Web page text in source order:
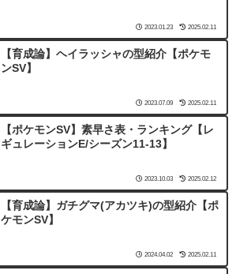
2023.01.23 2025.02.11
【育成論】ヘイラッシャの型紹介【ポケモ
ンSV】
2023.07.09 2025.02.11
【ポケモンSV】素早さ表・ランキング【レ
ギュレーションE/シーズン11-13】
2023.10.03 2025.02.12
【育成論】ガチグマ(アカツキ)の型紹介【ポ
ケモンSV】
2024.04.02 2025.02.11